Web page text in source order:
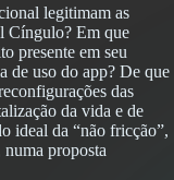
legitimam as
Cíngulo? Em que
presente em seu
de uso do app? De que
das
da vida e de
ideal da “não fricção”,
proposta